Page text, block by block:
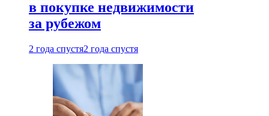
в покупке недвижимости
за рубежом
2 года спустя2 года спустя